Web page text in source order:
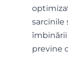
sarcinile
previne